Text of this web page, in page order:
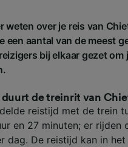
weten over je reis van
een aantal van de meest
bij elkaar gezet om
duurt de treinrit van
reistijd met de trein
en 27 minuten; er rijden
dag. De reistijd kan in